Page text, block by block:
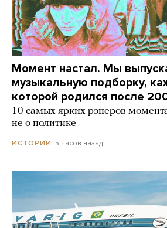
Момент настал. Мы
музыкальную подборку,
которой родился после
10 самых ярких рэперов
не о политике
ИСТОРИИ 5 часов назад